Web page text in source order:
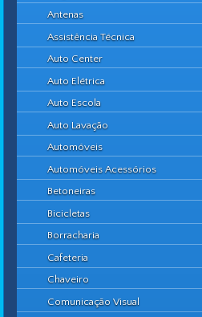
Antenas
Assistência Técnica
Auto Center
Auto Elétrica
Auto Escola
Auto Lavação
Automóveis
Automóveis Acessórios
Betoneiras
Bicicletas
Borracharia
Cafeteria
Chaveiro
Comunicação Visual